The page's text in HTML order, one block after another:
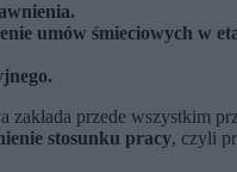
umów śmieciowych w
przede wszystkim
stosunku pracy, czyli